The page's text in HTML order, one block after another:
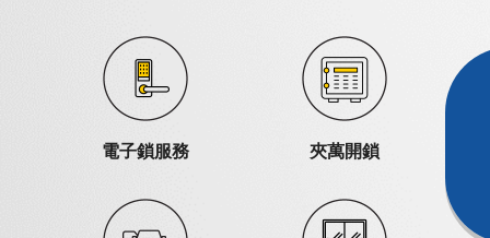
電子鎖服務 夾萬開鎖